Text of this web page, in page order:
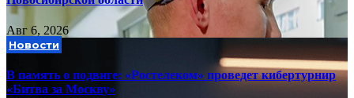
Авг 6, 2026
Новости
В память о подвиге: «Ростелеком» проведет кибертурнир
«Битва за Москву»